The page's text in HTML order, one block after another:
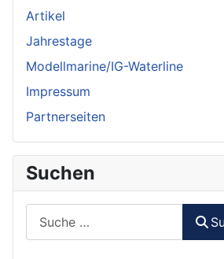
Artikel
Jahrestage
Modellmarine/IG-Waterline
Impressum
Partnerseiten
Suchen